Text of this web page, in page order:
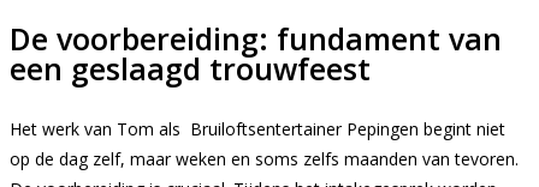
De voorbereiding: fundament van
een geslaagd trouwfeest
Het werk van Tom als Bruiloftsentertainer Pepingen begint niet
op de dag zelf, maar weken en soms zelfs maanden van tevoren.